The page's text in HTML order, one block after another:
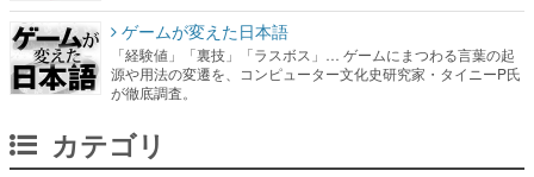
ゲームが変えた日本語
「経験値」「裏技」「ラスボス」… ゲームにまつわる言葉の起
源や用法の変遷を、コンピューター文化史研究家・タイニーP氏
が徹底調査。
カテゴリ